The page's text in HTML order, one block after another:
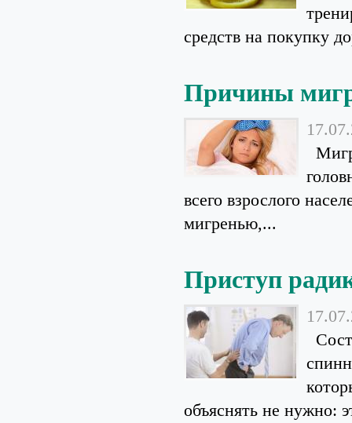
средств на покупку
Причины
всего взрослого
мигренью,...
Приступ
объяснять не нужно: